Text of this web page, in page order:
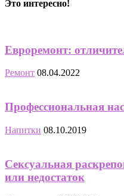
Это интересно!
Евроремонт:
Ремонт 08.04.2022
Профессиональная
Напитки 08.10.2019
Сексуальная
или недостаток